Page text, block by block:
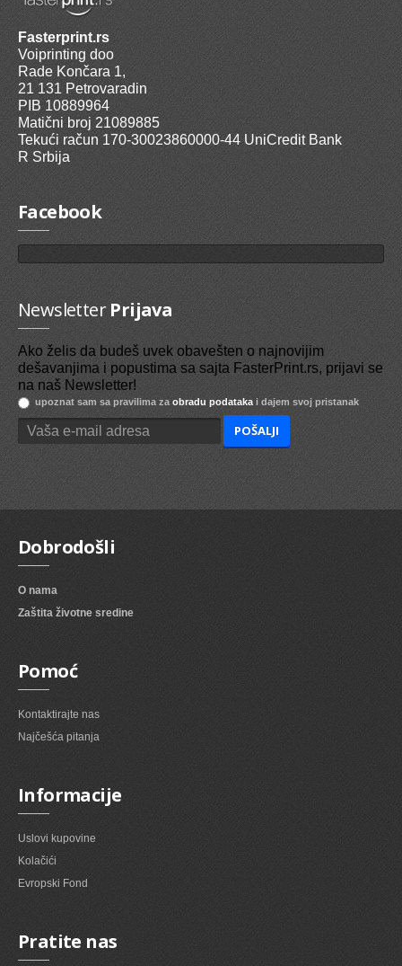
Fasterprint.rs
Voiprinting doo
Rade Končara 1,
21 131 Petrovaradin
PIB 10889964
Matični broj 21089885
Tekući račun 170-30023860000-44 UniCredit Bank
R Srbija
Facebook
NewsletterPrijava
Ako želis da budeš uvek obavešten o najnovijim
dešavanjima i popustima sa sajta FasterPrint.rs, prijavi se
na naš Newsletter!
upoznat sam sa pravilima za obradu podataka i dajem svoj pristanak
Dobrodošli
O nama
Zaštita životne sredine
Pomoć
Kontaktirajte nas
Najčešća pitanja
Informacije
Uslovi kupovine
Kolačići
Evropski Fond
Pratite nas